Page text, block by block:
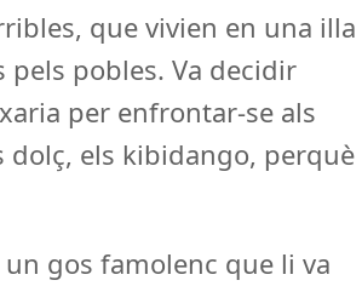
que vivien en una illa
pobles. Va decidir
per enfrontar-se als
dolç, els kibidango, perquè
gos famolenc que li va